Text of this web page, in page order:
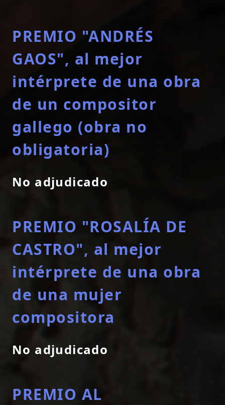
PREMIO "ANDRÉS
GAOS", al mejor
intérprete de una obra
de un compositor
gallego (obra no
obligatoria)
No adjudicado
PREMIO "ROSALÍA DE
CASTRO", al mejor
intérprete de una obra
de una mujer
compositora
No adjudicado
PREMIO AL